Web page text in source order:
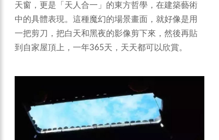
天窗，更是「天人合一」的東方哲學，在建築藝術
中的具體表現。這種魔幻的場景畫面，就好像是用
一把剪刀，把白天和黑夜的影像剪下來，然後再貼
到自家屋頂上，一年365天，天天都可以欣賞。